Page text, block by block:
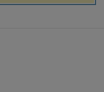
informatyka